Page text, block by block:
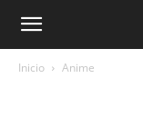
Inicio Anime